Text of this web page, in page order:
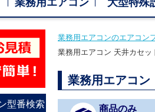
業務用エアコン 大型特殊
型番検索
業務用エアコンのエアコン
業務用エアコン 天井カセ
業務用エアコ
商品のみ